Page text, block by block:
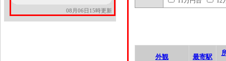
08月06日15時更新
外観 最寄駅